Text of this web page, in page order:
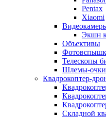
Pentax
Xiaomi
Экшн
Объективы
Телескопы
Шлемы-очки
Квадрокоптер-
Складной